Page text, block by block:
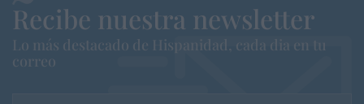
Recibe nuestra newsletter
Lo más destacado de Hispanidad, cada dia en tu
correo